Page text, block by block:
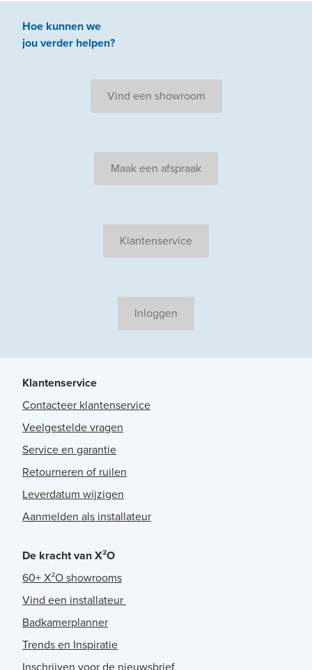
Hoe kunnen we
jouverder helpen?
Vind een showroom
Maak een afspraak
Klantenservice
Inloggen
Klantenservice
Contacteer klantenservice
Veelgestelde vragen
Service en garantie
Retourneren of ruilen
Leverdatum wijzigen
Aanmelden als installateur
De kracht van X²O
60+ X²O showrooms
Vind een installateur
Badkamerplanner
Trends en Inspiratie
Inschrijven voor de nieuwsbrief